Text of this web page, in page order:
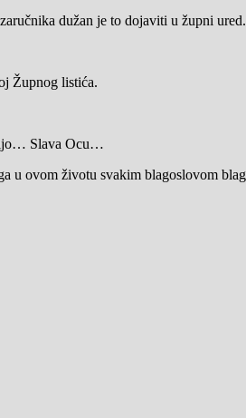
dužan je to dojaviti u župni ured.
Župnog listića.
Slava Ocu…
u ovom životu svakim blagoslovom